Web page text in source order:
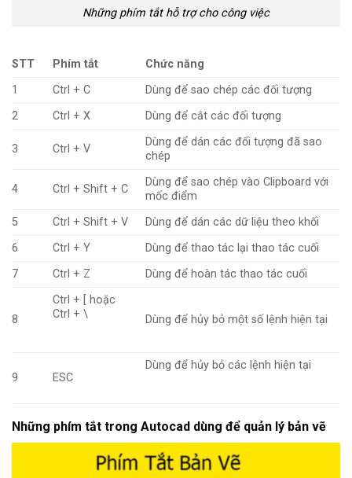
Những phím tắt hỗ trợ cho công việc
STT Phím tắt
Chức năng
1
Ctrl + C
Dùng để sao chép các đối tượng
2
Ctrl + X Dùng để cắt các đối tượng
3 Ctrl + V
Dùng để dán các đối tượng đã sao
chép
4 Ctrl + Shift + C
Dùng để sao chép vào Clipboard với
mốc điểm
5
Ctrl + Shift + V
Dùng để dán các dữ liệu theo khối
6
Ctrl + Y
Dùng để thao tác lại thao tác cuối
7
Ctrl + Z Dùng để hoàn tác thao tác cuối
8
Ctrl + [ hoặc
Ctrl + \
Dùng để hủy bỏ một số lệnh hiện tại
9 ESC
Dùng để hủy bỏ các lệnh hiện tại
Những phím tắt trong Autocad dùng để quản lý bản vẽ